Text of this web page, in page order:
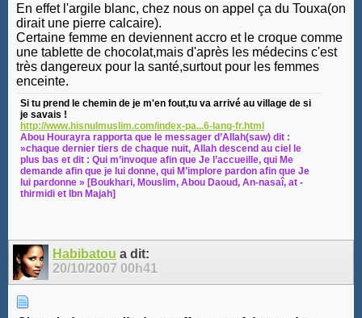
En effet l'argile blanc, chez nous on appel ça du Touxa(on
dirait une pierre calcaire).
Certaine femme en deviennent accro et le croque comme
une tablette de chocolat,mais d'après les médecins c'est
très dangereux pour la santé,surtout pour les femmes
enceinte.
Si tu prend le chemin de je m'en fout,tu va arrivé au village de si
je savais !
http://www.hisnulmuslim.com/index-pa...6-lang-fr.html
Abou Hourayra rapporta que le messager d’Allah(saw) dit :
»chaque dernier tiers de chaque nuit, Allah descend au ciel le
plus bas et dit : Qui m’invoque afin que Je l’accueille, qui Me
demande afin que je lui donne, qui M’implore pardon afin que Je
lui pardonne » [Boukhari, Mouslim, Abou Daoud, An-nasaî, at -
thirmidi et Ibn Majah]
Habibatou a dit:
20/10/2007 00h41